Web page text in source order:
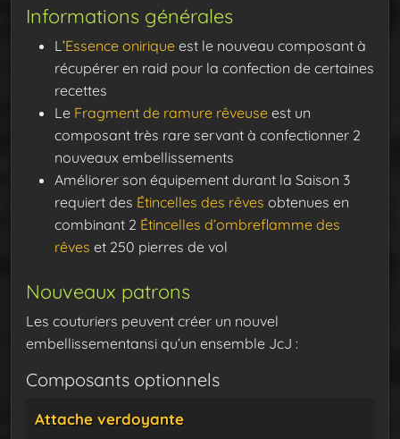
Informations générales
L’Essence onirique est le nouveau composant à
récupérer en raid pour la confection de certaines
recettes
Le Fragment de ramure rêveuse est un
composant très rare servant à confectionner 2
nouveaux embellissements
Améliorer son équipement durant la Saison 3
requiert des Étincelles des rêves obtenues en
combinant 2 Étincelles d’ombreflamme des
rêves et 250 pierres de vol
Nouveaux patrons
Les couturiers peuvent créer un nouvel
embellissementansi qu’un ensemble JcJ :
Composants optionnels
Attache verdoyante